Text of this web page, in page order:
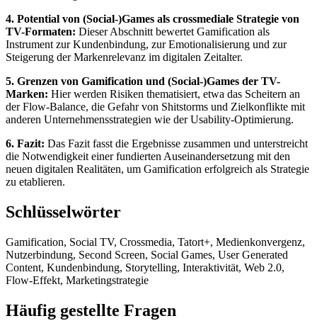
4. Potential von (Social-)Games als crossmediale Strategie von
TV-Formaten: Dieser Abschnitt bewertet Gamification als
Instrument zur Kundenbindung, zur Emotionalisierung und zur
Steigerung der Markenrelevanz im digitalen Zeitalter.
5. Grenzen von Gamification und (Social-)Games der TV-
Marken: Hier werden Risiken thematisiert, etwa das Scheitern an
der Flow-Balance, die Gefahr von Shitstorms und Zielkonflikte mit
anderen Unternehmensstrategien wie der Usability-Optimierung.
6. Fazit: Das Fazit fasst die Ergebnisse zusammen und unterstreicht
die Notwendigkeit einer fundierten Auseinandersetzung mit den
neuen digitalen Realitäten, um Gamification erfolgreich als Strategie
zu etablieren.
Schlüsselwörter
Gamification, Social TV, Crossmedia, Tatort+, Medienkonvergenz,
Nutzerbindung, Second Screen, Social Games, User Generated
Content, Kundenbindung, Storytelling, Interaktivität, Web 2.0,
Flow-Effekt, Marketingstrategie
Häufig gestellte Fragen